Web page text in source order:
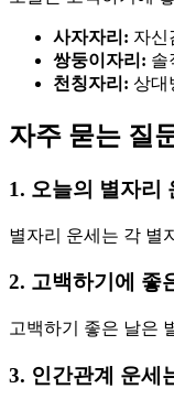
사자자리: 자신
쌍둥이자리: 솔
천칭자리: 상대
자주 묻는 질
1. 오늘의 별자리
별자리 운세는 각 별
2. 고백하기에 좋
고백하기 좋은 날은
3. 인간관계 운세